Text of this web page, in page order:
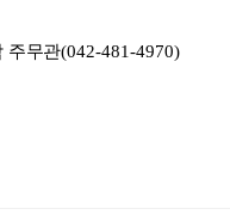
주무관(042-481-4970)